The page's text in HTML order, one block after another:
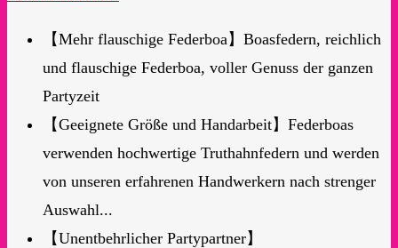
【Mehr flauschige Federboa】Boasfedern, reichlich
und flauschige Federboa, voller Genuss der ganzen
Partyzeit
【Geeignete Größe und Handarbeit】Federboas
verwenden hochwertige Truthahnfedern und werden
von unseren erfahrenen Handwerkern nach strenger
Auswahl...
【Unentbehrlicher Partypartner】